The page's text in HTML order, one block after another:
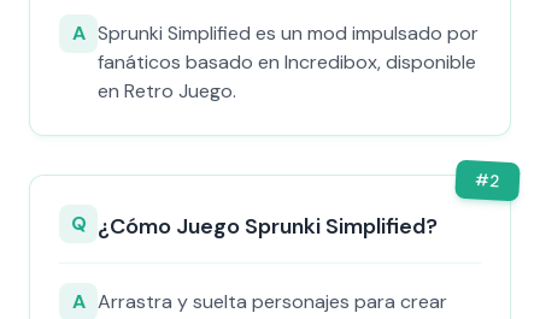
A Sprunki Simplified es un mod impulsado por
fanáticos basado en Incredibox, disponible
en Retro Juego.
#2
Q ¿Cómo Juego Sprunki Simplified?
A Arrastra y suelta personajes para crear